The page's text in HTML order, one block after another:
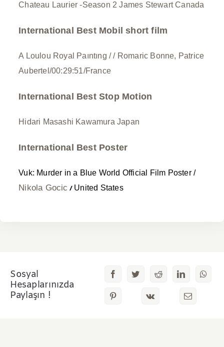
Chateau Laurier -Season 2 James Stewart Canada
International Best Mobil short film
A Loulou Royal Paıntıng / / Romaric Bonne, Patrice
Aubertel/00:29:51/France
International Best Stop Motion
Hidari Masashi Kawamura Japan
International Best Poster
Vuk: Murder in a Blue World Official Film Poster /
Nikola Gocic / United States
Sosyal
Hesaplarınızda
Paylaşın !